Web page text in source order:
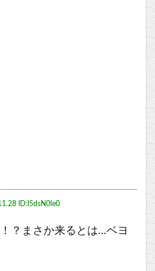
ID:I5dsN0le0
？まさか来るとは…ベヨ